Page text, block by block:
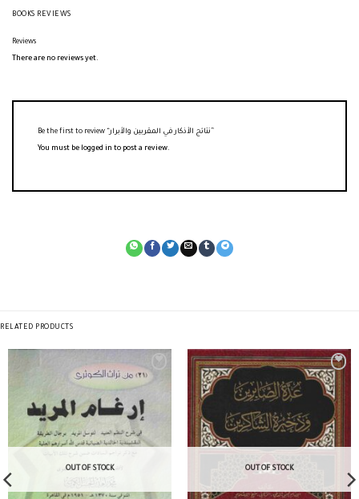
BOOKS REVIEWS
Reviews
There are no reviews yet.
You must be logged in to post a review.
RELATED PRODUCTS
OUT OF STOCK OUT OF STOCK